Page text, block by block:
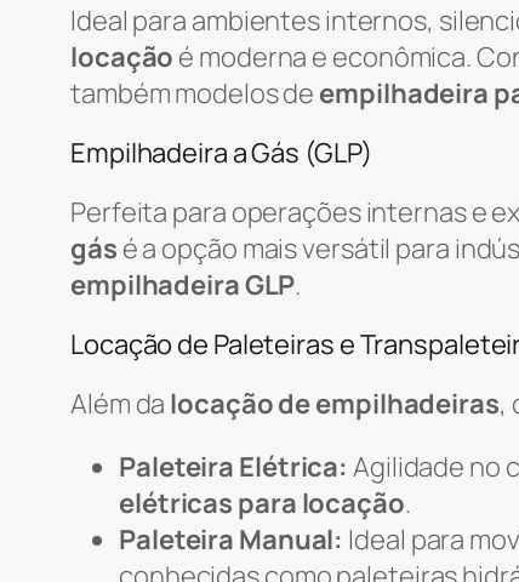
Ideal para ambientes internos,
locação é moderna e econômica.
também modelos de empilhadeira
Empilhadeira a Gás (GLP)
Perfeita para operações internas e
gás é a opção mais versátil para
empilhadeira GLP.
Locação de Paleteiras e
Além da locação de empilhadeiras,
Paleteira Elétrica: Agilidade no
elétricas para locação.
Paleteira Manual: Ideal para